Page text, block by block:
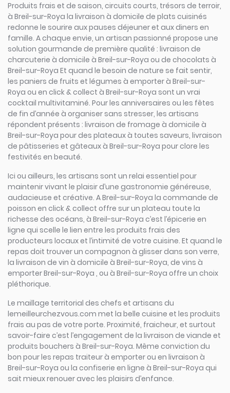
Produits frais et de saison, circuits courts, trésors de terroir,
à Breil-sur-Roya la livraison à domicile de plats cuisinés
redonne le sourire aux pauses déjeuner et aux diners en
famille. A chaque envie, un artisan passionné propose une
solution gourmande de première qualité : livraison de
charcuterie à domicile à Breil-sur-Roya ou de chocolats à
Breil-sur-Roya Et quand le besoin de nature se fait sentir,
les paniers de fruits et légumes à emporter à Breil-sur-
Roya ou en click & collect à Breil-sur-Roya sont un vrai
cocktail multivitaminé. Pour les anniversaires ou les fêtes
de fin d’année à organiser sans stresser, les artisans
répondent présents : livraison de fromage à domicile à
Breil-sur-Roya pour des plateaux à toutes saveurs, livraison
de pâtisseries et gâteaux à Breil-sur-Roya pour clore les
festivités en beauté.
Ici ou ailleurs, les artisans sont un relai essentiel pour
maintenir vivant le plaisir d’une gastronomie généreuse,
audacieuse et créative. A Breil-sur-Roya la commande de
poisson en click & collect offre sur un plateau toute la
richesse des océans, à Breil-sur-Roya c’est l’épicerie en
ligne qui scelle le lien entre les produits frais des
producteurs locaux et l’intimité de votre cuisine. Et quand le
repas doit trouver un compagnon à glisser dans son verre,
la livraison de vin à domicile à Breil-sur-Roya, de vins à
emporter Breil-sur-Roya , ou à Breil-sur-Roya offre un choix
pléthorique.
Le maillage territorial des chefs et artisans du
lemeilleurchezvous.com met la belle cuisine et les produits
frais au pas de votre porte. Proximité, fraicheur, et surtout
savoir-faire c’est l’engagement de la livraison de viande et
produits bouchers à Breil-sur-Roya. Même conviction du
bon pour les repas traiteur à emporter ou en livraison à
Breil-sur-Roya ou la confiserie en ligne à Breil-sur-Roya qui
sait mieux renouer avec les plaisirs d’enfance.